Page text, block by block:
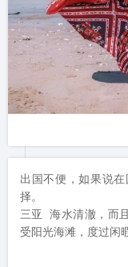
出国不便，如果说
择。
三亚 海水清澈，而
受阳光海滩，度过闲